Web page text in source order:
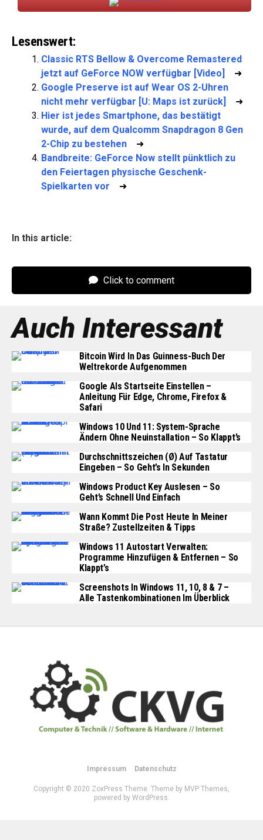
Lesenswert:
Classic RTS Bellow & Overcome Remastered
jetzt auf GeForce NOW verfügbar [Video]
➜
Google Preserve ist auf Wear OS 2-Uhren
nicht mehr verfügbar [U: Maps ist zurück]
➜
Hier ist jedes Smartphone, das bestätigt
wurde, auf dem Qualcomm Snapdragon 8 Gen
2-Chip zu bestehen ➜
Bandbreite: GeForce Now stellt pünktlich zu
den Feiertagen physische Geschenk-
Spielkarten vor ➜
In this article:
Click to comment
Auch Interessant
Bitcoin Wird In Das Guinness-Buch Der
Weltrekorde Aufgenommen
Google Als Startseite Einstellen –
Anleitung Für Edge, Chrome, Firefox &
Safari
Windows 10 Und 11: System-Sprache
Ändern Ohne Neuinstallation – So Klappt’s
Durchschnittszeichen (Ø) Auf Tastatur
Eingeben – So Geht’s In Sekunden
Windows Product Key Auslesen – So
Geht’s Schnell Und Einfach
Wann Kommt Die Post Heute In Meiner
Straße? Zustellzeiten & Tipps
Windows 11 Autostart Verwalten:
Programme Hinzufügen & Entfernen – So
Klappt’s
Screenshots In Windows 11, 10, 8 & 7 –
Alle Tastenkombinationen Im Überblick
Impressum Datenschutz
Copyright © 2020 ZoxPress Theme. Theme by MVP Themes,
powered by WordPress.